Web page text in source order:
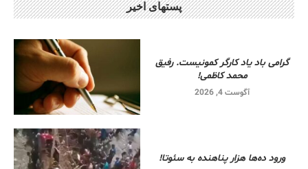
پستهای اخیر
گرامی باد یاد کارگر کمونیست. رفیق
محمد کاظمی!
آگوست 4, 2026
ورود ده‌ها هزار پناهنده به سئوتا!